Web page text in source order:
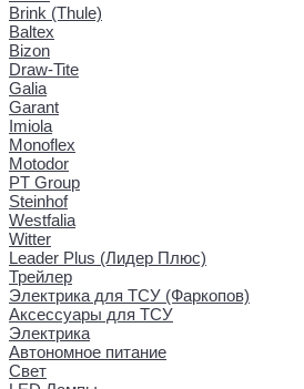
Brink (Thule)
Baltex
Bizon
Draw-Tite
Galia
Garant
Imiola
Monoflex
Motodor
PT Group
Steinhof
Westfalia
Witter
Leader Plus (Лидер Плюс)
Трейлер
Электрика для ТСУ (Фаркопов)
Аксессуары для ТСУ
Электрика
Автономное питание
Свет